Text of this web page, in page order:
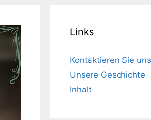
Links
Kontaktieren Sie uns
Unsere Geschichte
Inhalt